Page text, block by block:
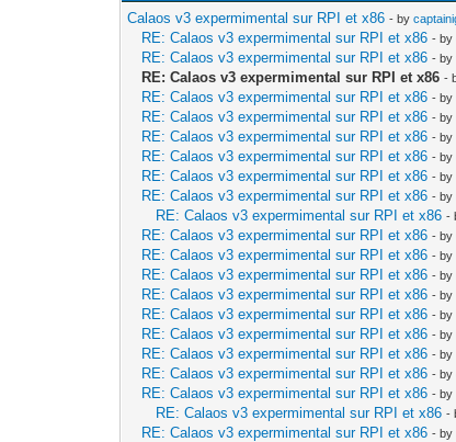
Calaos v3 expermimental sur RPI et x86 - by
RE: Calaos v3 expermimental sur RPI et x86 - by
RE: Calaos v3 expermimental sur RPI et x86 - by
RE: Calaos v3 expermimental sur RPI et x86 -
RE: Calaos v3 expermimental sur RPI et x86 - by
RE: Calaos v3 expermimental sur RPI et x86 - by
RE: Calaos v3 expermimental sur RPI et x86 - by
RE: Calaos v3 expermimental sur RPI et x86 - by
RE: Calaos v3 expermimental sur RPI et x86 - by
RE: Calaos v3 expermimental sur RPI et x86 - by
RE: Calaos v3 expermimental sur RPI et x86 -
RE: Calaos v3 expermimental sur RPI et x86 - by
RE: Calaos v3 expermimental sur RPI et x86 - by
RE: Calaos v3 expermimental sur RPI et x86 - by
RE: Calaos v3 expermimental sur RPI et x86 - by
RE: Calaos v3 expermimental sur RPI et x86 - by
RE: Calaos v3 expermimental sur RPI et x86 - by
RE: Calaos v3 expermimental sur RPI et x86 - by
RE: Calaos v3 expermimental sur RPI et x86 - by
RE: Calaos v3 expermimental sur RPI et x86 - by
RE: Calaos v3 expermimental sur RPI et x86 -
RE: Calaos v3 expermimental sur RPI et x86 - by